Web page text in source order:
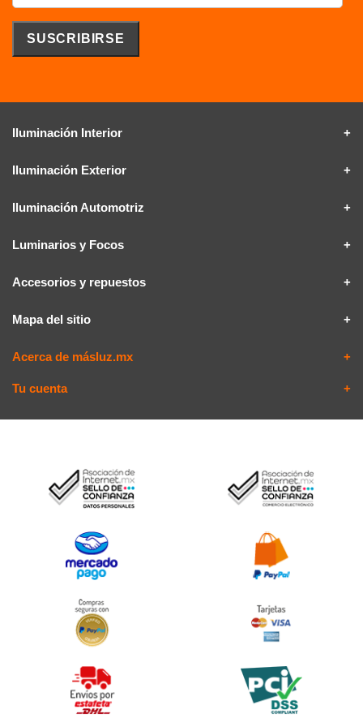
Iluminación Interior
Iluminación Exterior
Iluminación Automotriz
Luminarios y Focos
Accesorios y repuestos
Mapa del sitio
Acerca de másluz.mx
Tu cuenta